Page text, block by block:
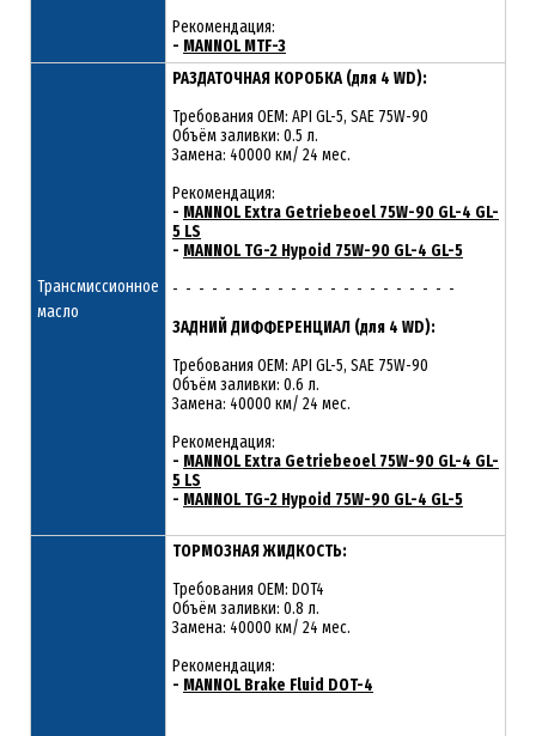
Рекомендация:
- MANNOL MTF-3
Трансмиссионное
масло
РАЗДАТОЧНАЯ КОРОБКА (для 4 WD):
Требования OEM: API GL-5, SAE 75W-90
Объём заливки: 0.5 л.
Замена: 40000 км/ 24 мес.
Рекомендация:
- MANNOL Extra Getriebeoel 75W-90 GL-4 GL-
5 LS
- MANNOL TG-2 Hypoid 75W-90 GL-4 GL-5
- - - - - - - - - - - - - - - - - - - - - -
ЗАДНИЙ ДИФФЕРЕНЦИАЛ (для 4 WD):
Требования OEM: API GL-5, SAE 75W-90
Объём заливки: 0.6 л.
Замена: 40000 км/ 24 мес.
Рекомендация:
- MANNOL Extra Getriebeoel 75W-90 GL-4 GL-
5 LS
- MANNOL TG-2 Hypoid 75W-90 GL-4 GL-5
ТОРМОЗНАЯ ЖИДКОСТЬ:
Требования OEM: DOT4
Объём заливки: 0.8 л.
Замена: 40000 км/ 24 мес.
Рекомендация:
- MANNOL Brake Fluid DOT-4